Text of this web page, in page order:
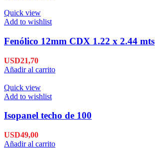
Quick view
Add to wishlist
Fenólico 12mm CDX 1.22 x 2.44 mts
USD21,70
Añadir al carrito
Quick view
Add to wishlist
Isopanel techo de 100
USD49,00
Añadir al carrito